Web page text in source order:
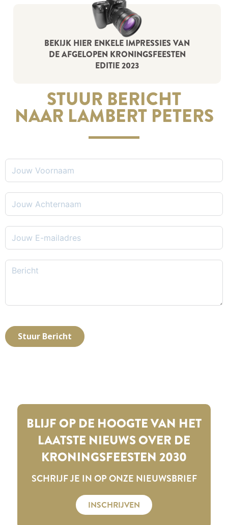
BEKIJK HIER ENKELE IMPRESSIES VAN
DE AFGELOPEN KRONINGSFEESTEN
EDITIE 2023
STUUR BERICHT
NAAR LAMBERT PETERS
Stuur Bericht
BLIJF OP DE HOOGTE VAN HET
LAATSTE NIEUWS OVER DE
KRONINGSFEESTEN 2030
SCHRIJF JE IN OP ONZE NIEUWSBRIEF
INSCHRIJVEN